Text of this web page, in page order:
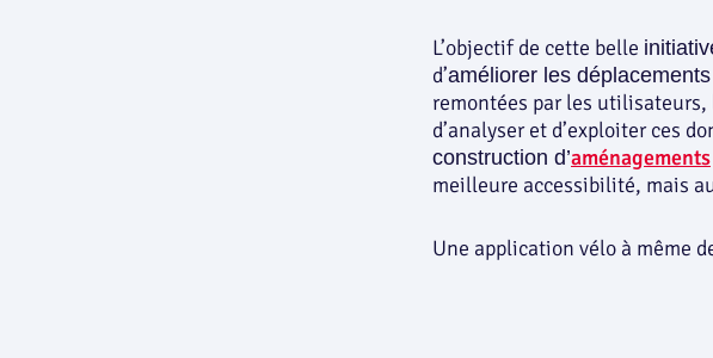
L’objectif de cette belle
d’améliorer les
remontées par les utilisateurs,
d’analyser et d’exploiter ces
construction d’aménagements
meilleure accessibilité, mais
Une application vélo à même